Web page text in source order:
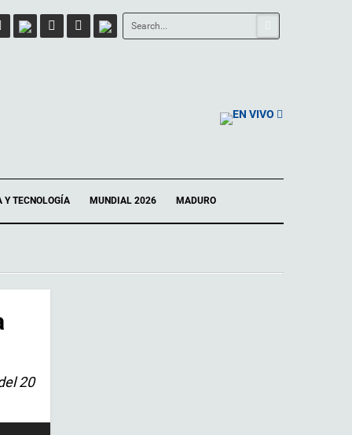
EN VIVO
Y TECNOLOGÍA MUNDIAL 2026 MADURO
20